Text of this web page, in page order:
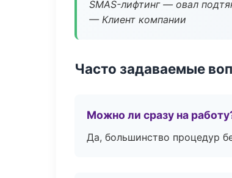
SMAS-лифтинг — овал
— Клиент компании
Часто задаваемые
Можно ли сразу на
Да, большинство процедур